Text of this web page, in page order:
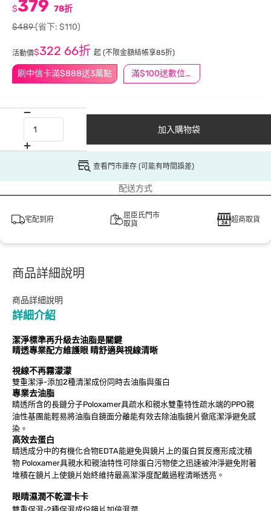
刷中信卡滿$888送3萬點 滿$100送數位印花
$379 78折
$489(省下: $110)
活動價$322 66折 起 (不限金額結帳享85折)
加入購物袋
查看門市庫存 (可能有時間誤差)
配送方式
宅配到府
屈臣氏門市
取貨
超商取貨
商品詳細說明
商品詳細說明
詳細介紹
潔淨標準再升級去油脂是關鍵
睛透專業配方維護眼 睛舒適與視線清晰
視線不再霧濛濛
雙重潔淨-添加2種清潔成份同時去油脂與蛋白
專業去油脂
睛透所含的長鏈分子Poloxamer具疏水和親水雙重特性疏水端的PPO親
油性基團能輕易將油脂自鏡面分離能有效去除油脂鏡片徹底潔淨避免感
染。
高效去蛋白
睛透成分中的有機化合物EDTA能避免與鏡片上的蛋白質反應形成沈積
物 Poloxamer具親水和親油特性可除蛋白污物使之迅速被沖淨避免附著
堆積在鏡片上使鏡片始終維持最高潔淨度配戴過程清晰透亮。
眼睛濕潤不乾澀卡卡